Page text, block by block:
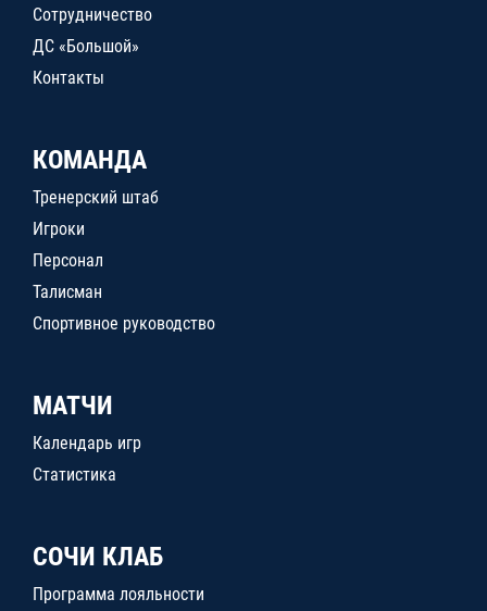
Сотрудничество
ДС «Большой»
Контакты
КОМАНДА
Тренерский штаб
Игроки
Персонал
Талисман
Спортивное руководство
МАТЧИ
Календарь игр
Статистика
СОЧИ КЛАБ
Программа лояльности